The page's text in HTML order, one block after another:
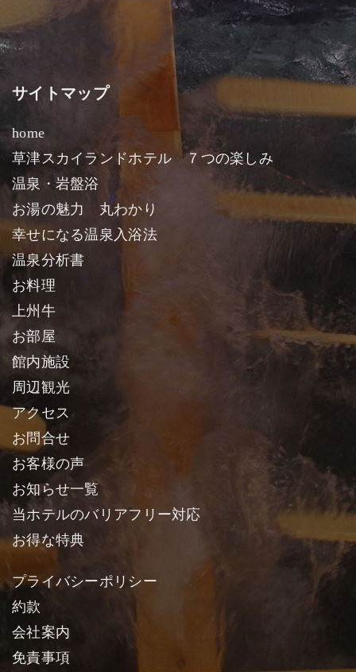
サイトマップ
home
草津スカイランドホテル ７つの楽しみ
温泉・岩盤浴
お湯の魅力 丸わかり
幸せになる温泉入浴法
温泉分析書
お料理
上州牛
お部屋
館内施設
周辺観光
アクセス
お問合せ
お客様の声
お知らせ一覧
当ホテルのバリアフリー対応
お得な特典
プライバシーポリシー
約款
会社案内
免責事項